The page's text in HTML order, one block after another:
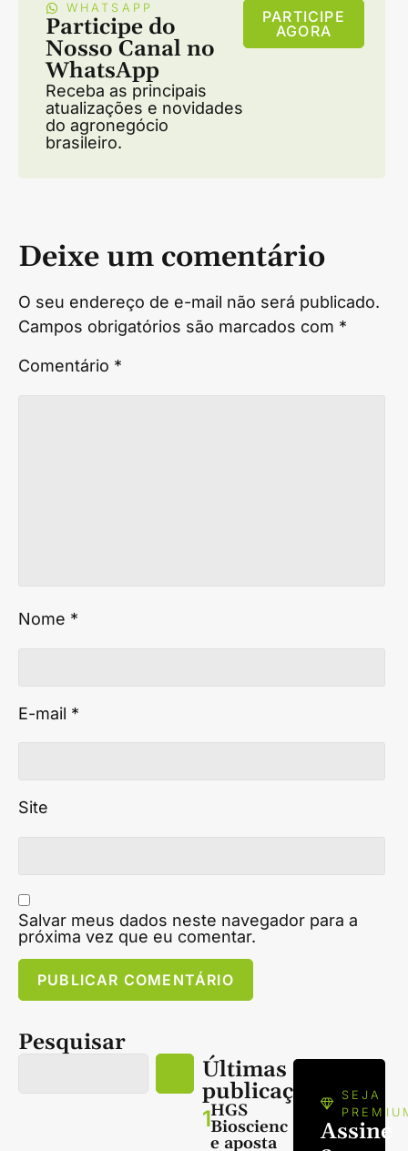
WHATSAPP
Participe do
Nosso Canal no
WhatsApp
Receba as principais
atualizações e novidades
do agronegócio
brasileiro.
PARTICIPE
AGORA
Deixe um comentário
O seu endereço de e-mail não será publicado.
Campos obrigatórios são marcados com *
Comentário *
Nome *
E-mail *
Site
Salvar meus dados neste navegador para a
próxima vez que eu comentar.
Pesquisar
Últimas
publicações
1HGS
Bioscienc
e aposta
SEJA
Assine